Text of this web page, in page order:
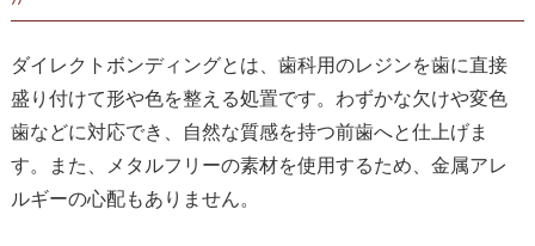
ダイレクトボンディングとは、歯科用のレジンを歯に直接
盛り付けて形や色を整える処置です。わずかな欠けや変色
歯などに対応でき、自然な質感を持つ前歯へと仕上げま
す。また、メタルフリーの素材を使用するため、金属アレ
ルギーの心配もありません。